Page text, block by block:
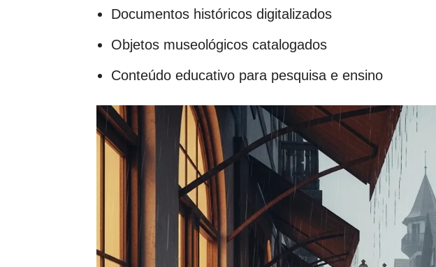
Documentos históricos digitalizados
Objetos museológicos catalogados
Conteúdo educativo para pesquisa e ensino